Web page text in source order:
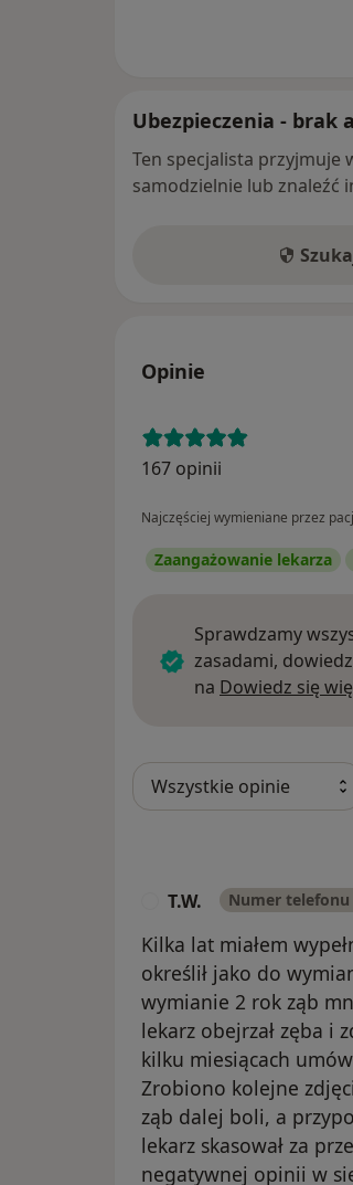
Ubezpieczenia - brak
Ten specjalista przyjmuje
samodzielnie lub znaleźć
Opinie
167 opinii
Najczęściej wymieniane przez
Zaangażowanie lekarza
Sprawdzamy
zasadami,
na Dowiedz się
T.W. Numer
Kilka lat miałem
określił jako do
wymianie 2 rok ząb
lekarz obejrzał zęba i
kilku miesiącach
Zrobiono kolejne
ząb dalej boli, a
lekarz skasował za
negatywnej opinii w